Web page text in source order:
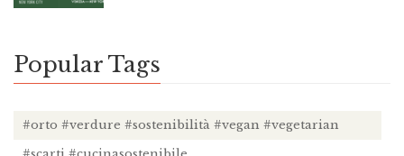
Popular Tags
#orto #verdure #sostenibilità #vegan #vegetarian